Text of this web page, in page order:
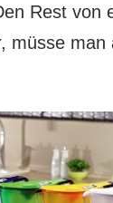
Rest von
müsse man